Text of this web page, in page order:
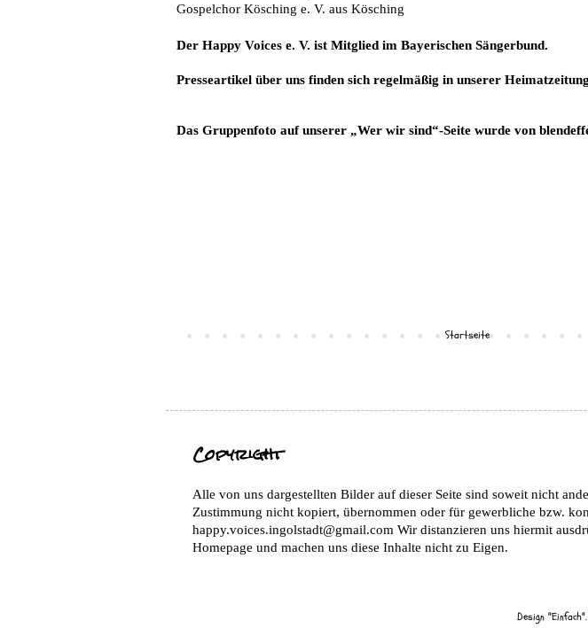
Gospelchor Kösching e. V. aus Kösching
Der Happy Voices e. V. ist Mitglied im Bayerischen Sängerbund.
Presseartikel über uns finden sich regelmäßig in unserer Heimatzeitung
Das Gruppenfoto auf unserer „Wer wir sind“-Seite wurde von
Startseite
Copyright
Alle von uns dargestellten Bilder auf dieser Seite sind soweit nicht
Zustimmung nicht kopiert, übernommen oder für gewerbliche bzw.
happy.voices.ingolstadt@gmail.com Wir distanzieren uns hiermit
Homepage und machen uns diese Inhalte nicht zu Eigen.
Design